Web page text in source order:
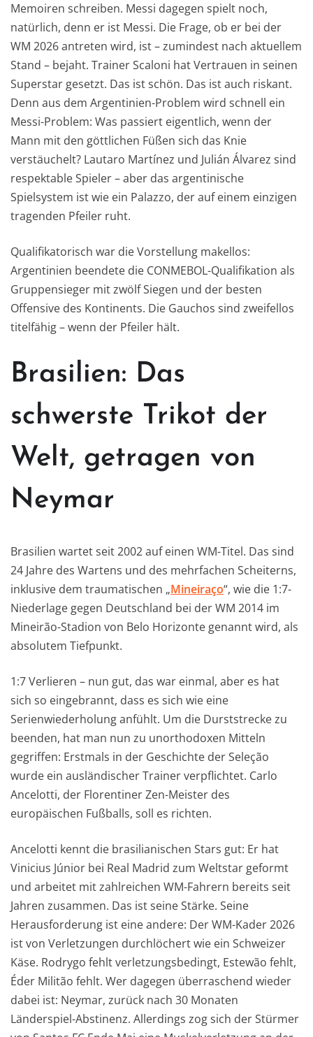
Memoiren schreiben. Messi dagegen spielt noch,
natürlich, denn er ist Messi. Die Frage, ob er bei der
WM 2026 antreten wird, ist – zumindest nach aktuellem
Stand – bejaht. Trainer Scaloni hat Vertrauen in seinen
Superstar gesetzt. Das ist schön. Das ist auch riskant.
Denn aus dem Argentinien-Problem wird schnell ein
Messi-Problem: Was passiert eigentlich, wenn der
Mann mit den göttlichen Füßen sich das Knie
verstäuchelt? Lautaro Martínez und Julián Álvarez sind
respektable Spieler – aber das argentinische
Spielsystem ist wie ein Palazzo, der auf einem einzigen
tragenden Pfeiler ruht.
Qualifikatorisch war die Vorstellung makellos:
Argentinien beendete die CONMEBOL-Qualifikation als
Gruppensieger mit zwölf Siegen und der besten
Offensive des Kontinents. Die Gauchos sind zweifellos
titelfähig – wenn der Pfeiler hält.
Brasilien: Das
schwerste Trikot der
Welt, getragen von
Neymar
Brasilien wartet seit 2002 auf einen WM-Titel. Das sind
24 Jahre des Wartens und des mehrfachen Scheiterns,
inklusive dem traumatischen „Mineiraço“, wie die 1:7-
Niederlage gegen Deutschland bei der WM 2014 im
Mineirão-Stadion von Belo Horizonte genannt wird, als
absolutem Tiefpunkt.
1:7 Verlieren – nun gut, das war einmal, aber es hat
sich so eingebrannt, dass es sich wie eine
Serienwiederholung anfühlt. Um die Durststrecke zu
beenden, hat man nun zu unorthodoxen Mitteln
gegriffen: Erstmals in der Geschichte der Seleção
wurde ein ausländischer Trainer verpflichtet. Carlo
Ancelotti, der Florentiner Zen-Meister des
europäischen Fußballs, soll es richten.
Ancelotti kennt die brasilianischen Stars gut: Er hat
Vinicius Júnior bei Real Madrid zum Weltstar geformt
und arbeitet mit zahlreichen WM-Fahrern bereits seit
Jahren zusammen. Das ist seine Stärke. Seine
Herausforderung ist eine andere: Der WM-Kader 2026
ist von Verletzungen durchlöchert wie ein Schweizer
Käse. Rodrygo fehlt verletzungsbedingt, Estewão fehlt,
Éder Militão fehlt. Wer dagegen überraschend wieder
dabei ist: Neymar, zurück nach 30 Monaten
Länderspiel-Abstinenz. Allerdings zog sich der Stürmer